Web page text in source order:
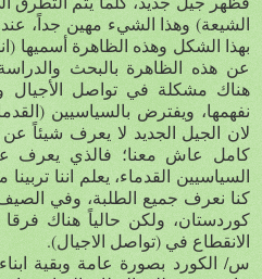
الشيعة) وهذا الشيء مهين جداً،
بهذا الشكل وهذه الظاهرة أسميها
عن هذه الظاهرة بالبحث
هناك مشكلة في تواصل الأجيال
نفهمها، ويفترض بالسياسيين
لان الجيل الجديد لا يعرف شيئاً عن
كامل عاش معنا؛ فالذي يعرف
السياسيين القدماء، يعلم اننا
كنا نعرف جميع الطلبة، وفي
كوردستان، ولكن حالياً هناك
الانقطاع في (تواصل الاجيال).
س/ الكورد بصورة عامة وبقية